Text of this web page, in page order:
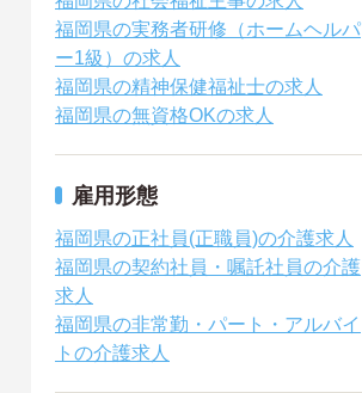
福岡県の実務者研修（ホームヘルパ
ー1級）の求人
福岡県の精神保健福祉士の求人
福岡県の無資格OKの求人
雇用形態
福岡県の正社員(正職員)の介護求人
福岡県の契約社員・嘱託社員の介護
求人
福岡県の非常勤・パート・アルバイ
トの介護求人